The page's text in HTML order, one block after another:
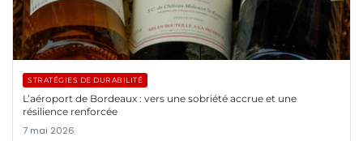
STRATÉGIES DE DURABILITÉ
L’aéroport de Bordeaux : vers une sobriété accrue et une
résilience renforcée
7 mai 2026